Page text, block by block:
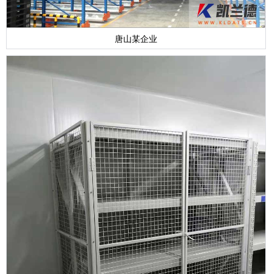
唐山某企业